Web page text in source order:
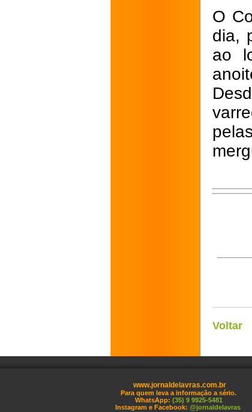
O
dia,
ao
Voltar
www.jornaldelavras.com.br
Para quem leva a informação a sério.
WhatsApp: (35) 9 9925-5481
Instagram e Facebook: @jornaldelavras